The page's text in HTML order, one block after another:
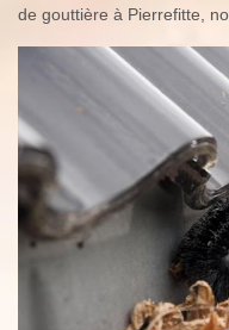
de gouttière à Pierrefitte,